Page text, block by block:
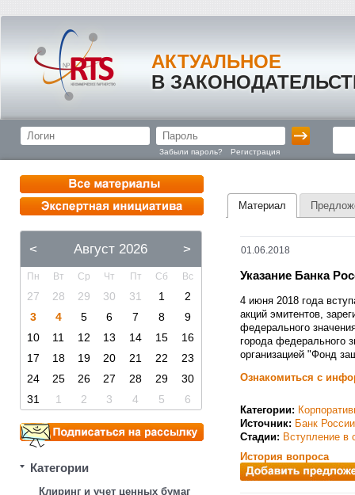
АКТУАЛЬНОЕ
В
Забыли пароль? Регистрация
< Август 2026 >
Пн Вт Ср Чт Пт Сб Вс
27 28 29 30 31 1
2
3
4 5 6 7 8
9
10
11 12 13 14 15
16
17
18 19 20 21 22
23
24
25 26 27 28 29
30
31
1 2 3 4 5 6
Категории
Клиринг и учет ценных бумаг
Материал
01.06.2018
Указание Банка
4 июня 2018 года
акций эмитентов,
федерального
города федерального
организацией "Фонд
Ознакомиться с
Категории:
Источник: Банк России
Стадии: Вступление в
История вопроса